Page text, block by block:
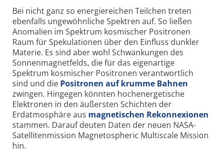
Bei nicht ganz so energiereichen Teilchen treten
ebenfalls ungewöhnliche Spektren auf. So ließen
Anomalien im Spektrum kosmischer Positronen
Raum für Spekulationen über den Einfluss dunkler
Materie. Es sind aber wohl Schwankungen des
Sonnenmagnetfelds, die für das eigenartige
Spektrum kosmischer Positronen verantwortlich
sind und die Positronen auf krumme Bahnen
zwingen. Hingegen könnten hochenergetische
Elektronen in den äußersten Schichten der
Erdatmosphäre aus magnetischen Rekonnexionen
stammen. Darauf deuten Daten der neuen NASA-
Satellitenmission Magnetospheric Multiscale Mission
hin.